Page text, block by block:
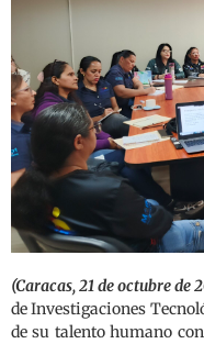
(Caracas, 21 de octubre de
de Investigaciones
de su talento humano